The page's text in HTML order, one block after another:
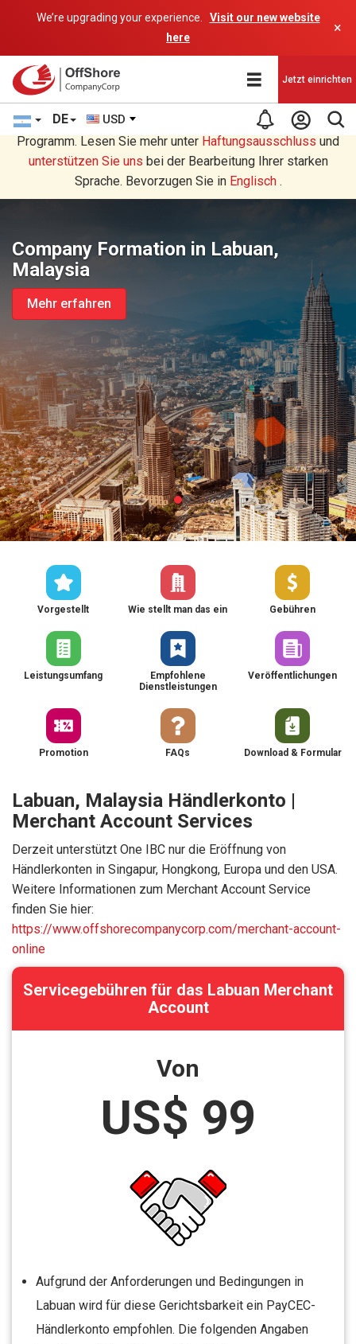
We’re upgrading your experience.
Visit our new website
here
×
DE USD
Jetzt einrichten
Sie lesen eine Deutsche Übersetzung durch ein AI-
Programm. Lesen Sie mehr unter Haftungsausschluss und
unterstützen Sie uns bei der Bearbeitung Ihrer starken
Sprache. Bevorzugen Sie in Englisch.
Company Formation in Labuan,
Malaysia
Mehr erfahren
Vorgestellt Wie stellt man das ein Gebühren
Leistungsumfang
Empfohlene
Dienstleistungen
Veröffentlichungen
Promotion FAQs Download & Formular
Labuan, Malaysia Händlerkonto |
Merchant Account Services
Derzeit unterstützt One IBC nur die Eröffnung von
Händlerkonten in Singapur, Hongkong, Europa und den USA.
Weitere Informationen zum Merchant Account Service
finden Sie hier:
https://www.offshorecompanycorp.com/merchant-account-
online
Servicegebühren für das Labuan Merchant
Account
Von
US$ 99
Aufgrund der Anforderungen und Bedingungen in
Labuan wird für diese Gerichtsbarkeit ein PayCEC-
Händlerkonto empfohlen. Die folgenden Angaben